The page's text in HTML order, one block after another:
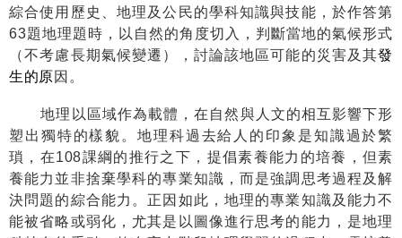
綜合使用歷史、地理及公民的學科知識與技能，於作答第
63題地理題時，以自然的角度切入，判斷當地的氣候形式
（不考慮長期氣候變遷），討論該地區可能的災害及其發
生的原因。
地理以區域作為載體，在自然與人文的相互影響下形
塑出獨特的樣貌。地理科過去給人的印象是知識過於繁
瑣，在108課綱的推行之下，提倡素養能力的培養，但素
養能力並非捨棄學科的專業知識，而是強調思考過程及解
決問題的綜合能力。正因如此，地理的專業知識及能力不
能被省略或弱化，尤其是以圖像進行思考的能力，是地理